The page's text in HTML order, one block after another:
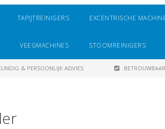
TAPIJTREINIGERS EXCENTRISCHE
VEEGMACHINES STOOMREINIGERS
& PERSOONLIJK ADVIES